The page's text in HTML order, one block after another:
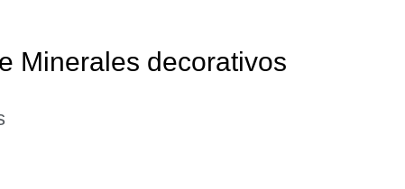
Minerales decorativos